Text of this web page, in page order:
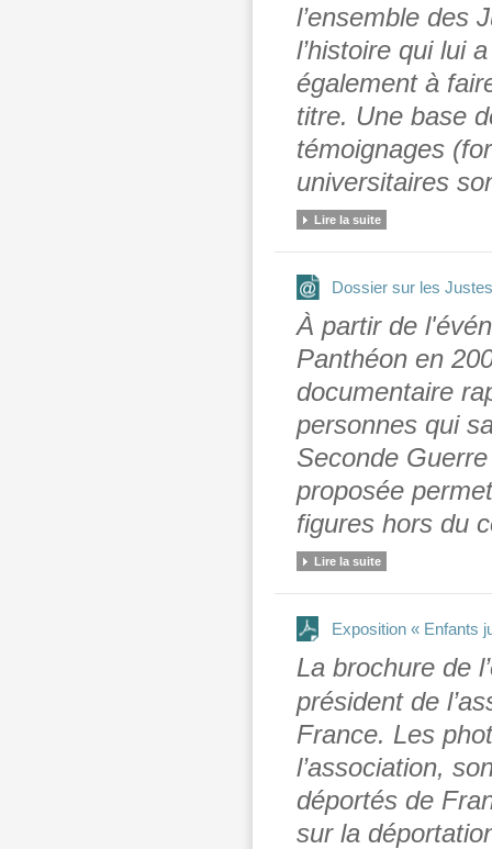
l’ensemble des
l’histoire qui lui
également à
titre. Une base
témoignages
universitaires
Lire la suite
Dossier sur les Justes
À partir de
Panthéon en
documentaire
personnes qui
Seconde
proposée
figures hors du
Lire la suite
Exposition « Enfants
La brochure de
président de
France. Les
l’association,
déportés de
sur la